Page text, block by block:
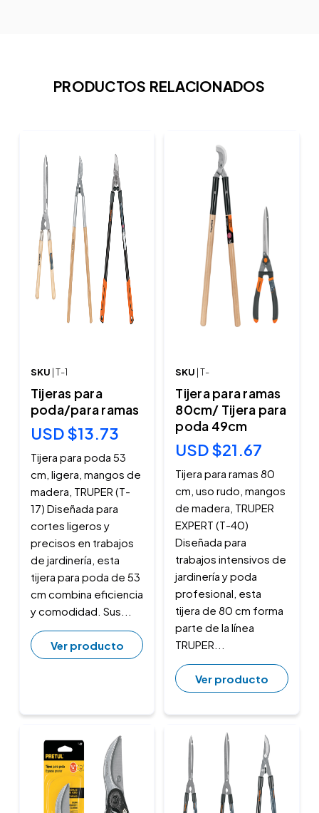
PRODUCTOS RELACIONADOS
SKU | T-1
Tijeras para
poda/para ramas
USD $13.73
Tijera para poda 53
cm, ligera, mangos de
madera, TRUPER (T-
17) Diseñada para
cortes ligeros y
precisos en trabajos
de jardinería, esta
tijera para poda de 53
cm combina eficiencia
y comodidad. Sus...
Ver producto
SKU | T-
Tijera para ramas
80cm/ Tijera para
poda 49cm
USD $21.67
Tijera para ramas 80
cm, uso rudo, mangos
de madera, TRUPER
EXPERT (T-40)
Diseñada para
trabajos intensivos de
jardinería y poda
profesional, esta
tijera de 80 cm forma
parte de la línea
TRUPER...
Ver producto